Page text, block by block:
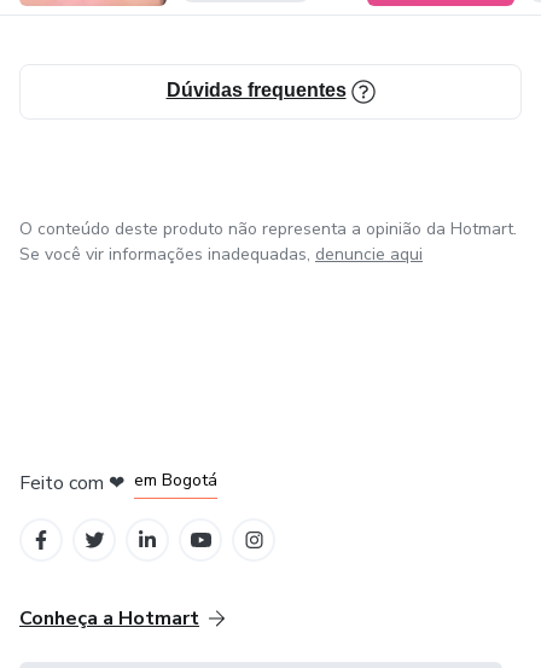
Dúvidas frequentes
O conteúdo deste produto não representa a opinião da Hotmart.
Se você vir informações inadequadas, denuncie aqui
Feito com ❤ em Bogotá
Conheça a Hotmart